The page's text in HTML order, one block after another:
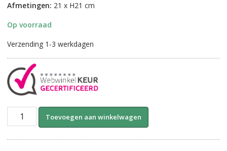
Afmetingen: 21 x H21 cm
Op voorraad
Verzending 1-3 werkdagen
Chicken
Toevoegen aan winkelwagen